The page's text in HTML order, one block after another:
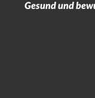
Gesund und